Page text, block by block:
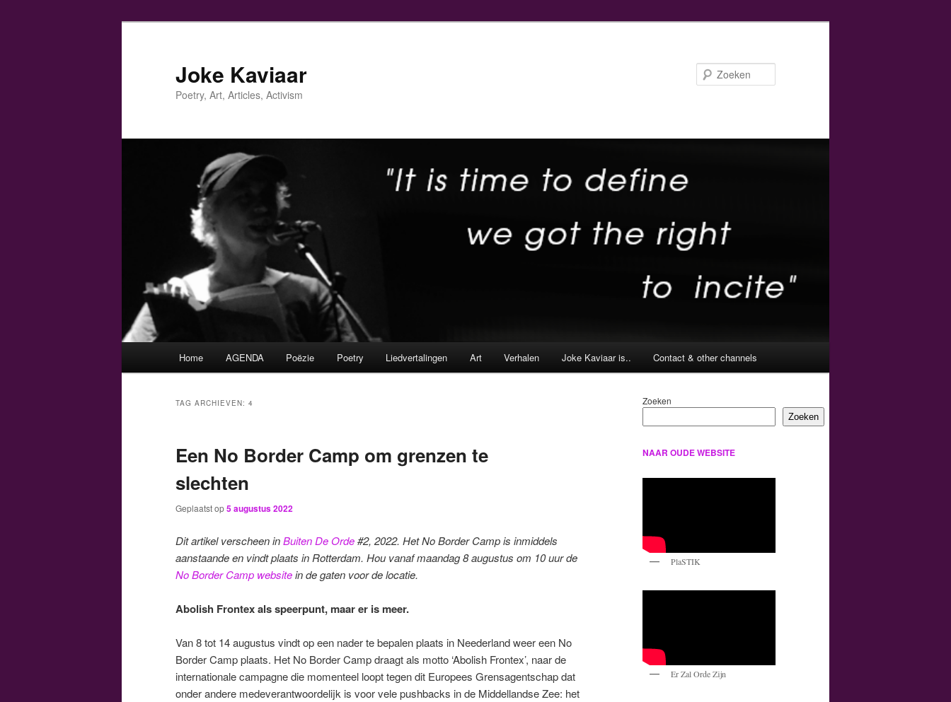
Joke Kaviaar
Poetry, Art, Articles, Activism
Home AGENDA Poëzie Poetry Liedvertalingen Art Verhalen Joke Kaviaar is.. Contact & other channels
TAG ARCHIEVEN: 4
Een No Border Camp om grenzen te
slechten
Geplaatst op5 augustus 2022
Dit artikel verscheen inBuiten De Orde#2, 2022. Het No Border Camp is inmiddels
aanstaande en vindt plaats in Rotterdam. Hou vanaf maandag 8 augustus om 10 uur de
No Border Camp websitein de gaten voor de locatie.
Abolish Frontex als speerpunt, maar er is meer.
Van 8 tot 14 augustus vindt op een nader te bepalen plaats in Neederland weer een No
Border Camp plaats. Het No Border Camp draagt als motto ‘Abolish Frontex’, naar de
internationale campagne die momenteel loopt tegen dit Europees Grensagentschap dat
onder andere medeverantwoordelijk is voor vele pushbacks in de Middellandse Zee: het
Zoeken
Zoeken
NAAR OUDE WEBSITE
PlaSTIK
Er Zal Orde Zijn